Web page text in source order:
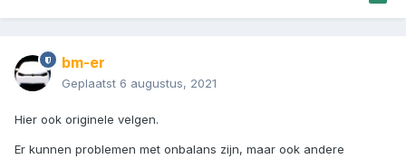
bm-er
Geplaatst 6 augustus, 2021
Hier ook originele velgen.
Er kunnen problemen met onbalans zijn, maar ook andere